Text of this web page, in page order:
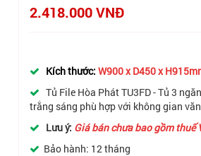
2.418.000 VNĐ
Kích thước: W900 x D450 x
Tủ File Hòa Phát TU3FD - Tủ 3
trắng sáng phù hợp với không gian
Lưu ý: Giá bán chưa bao gồm thuế
Bảo hành: 12 tháng